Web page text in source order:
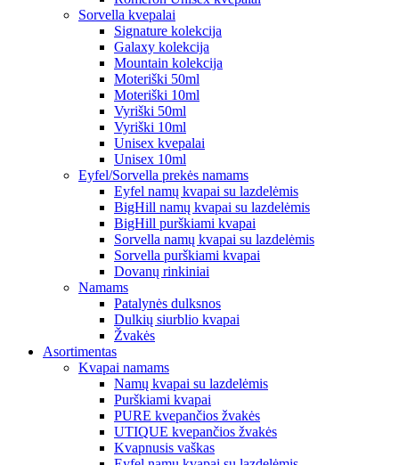
Sorvella kvepalai
Signature kolekcija
Galaxy kolekcija
Mountain kolekcija
Moteriški 50ml
Moteriški 10ml
Vyriški 50ml
Vyriški 10ml
Unisex kvepalai
Unisex 10ml
Eyfel/Sorvella prekės namams
Eyfel namų kvapai su lazdelėmis
BigHill namų kvapai su lazdelėmis
BigHill purškiami kvapai
Sorvella namų kvapai su lazdelėmis
Sorvella purškiami kvapai
Dovanų rinkiniai
Namams
Patalynės dulksnos
Dulkių siurblio kvapai
Žvakės
Asortimentas
Kvapai namams
Namų kvapai su lazdelėmis
Purškiami kvapai
PURE kvepančios žvakės
UTIQUE kvepančios žvakės
Kvapnusis vaškas